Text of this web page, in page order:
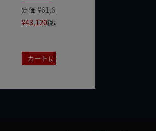
定価 ¥61,600
¥43,120税込
カートに入れる